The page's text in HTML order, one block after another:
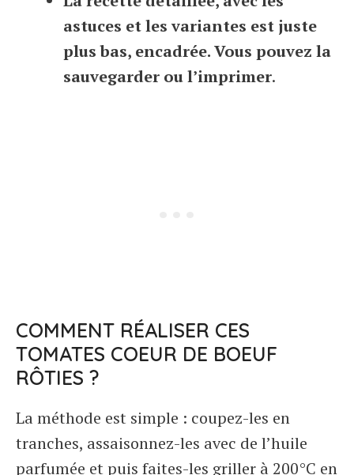
astuces et les variantes est juste
plus bas, encadrée. Vous pouvez la
sauvegarder ou l’imprimer.
COMMENT RÉALISER CES
TOMATES COEUR DE BOEUF
RÔTIES ?
La méthode est simple : coupez-les en
tranches, assaisonnez-les avec de l’huile
parfumée et puis faites-les griller à 200°C en